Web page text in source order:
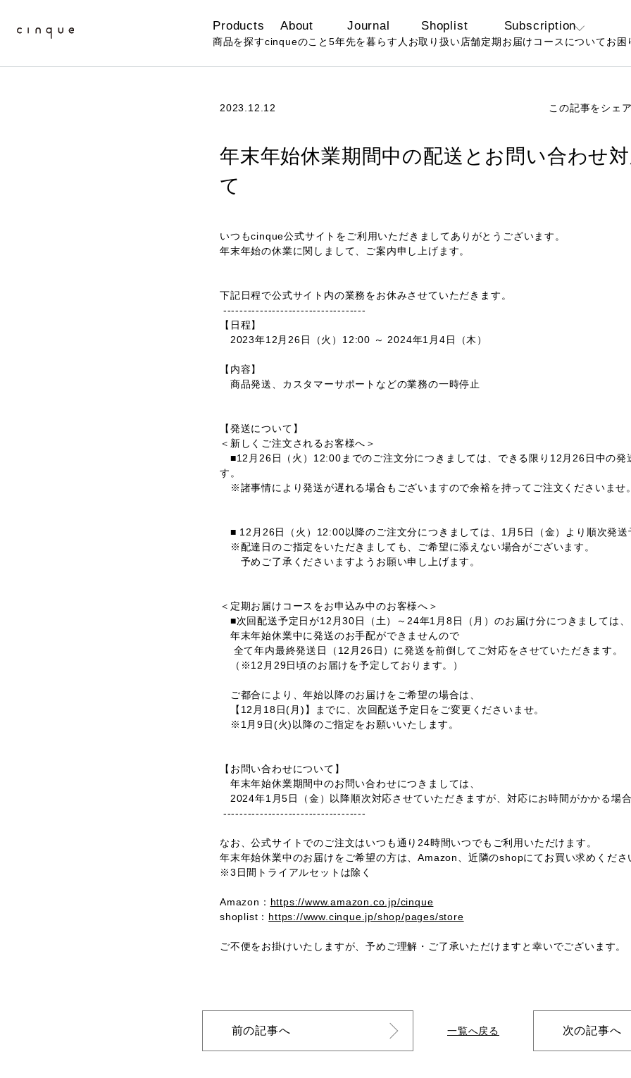
Products
商品を探す
About
cinqueのこと
Journal
5年先を暮らす人
Shoplist
お取り扱い店舗
Subscription
定期お届けコースについて
お得なおまとめ定
お困
2023.12.12 この記事をシェア
年末年始休業期間中の配送とお問い合わせ
て
いつもcinque公式サイトをご利用いただきましてありがとうございます。
年末年始の休業に関しまして、ご案内申し上げます。
下記日程で公式サイト内の業務をお休みさせていただきます。
-----------------------------------
【日程】
2023年12月26日（火）12:00 ～ 2024年1月4日（木）
【内容】
商品発送、カスタマーサポートなどの業務の一時停止
【発送について】
＜新しくご注文されるお客様へ＞
■12月26日（火）12:00までのご注文分につきましては、できる限り12月26日中の発
す。
※諸事情により発送が遅れる場合もございますので余裕を持ってご注文くださいませ。
■ 12月26日（火）12:00以降のご注文分につきましては、1月5日（金）より順次発送
※配達日のご指定をいただきましても、ご希望に添えない場合がございます。
予めご了承くださいますようお願い申し上げます。
＜定期お届けコースをお申込み中のお客様へ＞
■次回配送予定日が12月30日（土）～24年1月8日（月）のお届け分につきましては、
年末年始休業中に発送のお手配ができませんので
全て年内最終発送日（12月26日）に発送を前倒してご対応をさせていただきます。
（※12月29日頃のお届けを予定しております。）
ご都合により、年始以降のお届けをご希望の場合は、
【12月18日(月)】までに、次回配送予定日をご変更くださいませ。
※1月9日(火)以降のご指定をお願いいたします。
【お問い合わせについて】
年末年始休業期間中のお問い合わせにつきましては、
2024年1月5日（金）以降順次対応させていただきますが、対応にお時間がかかる場合
-----------------------------------
なお、公式サイトでのご注文はいつも通り24時間いつでもご利用いただけます。
年末年始休業中のお届けをご希望の方は、Amazon、近隣のshopにてお買い求めくださ
※3日間トライアルセットは除く
Amazon： https://www.amazon.co.jp/cinque
shoplist： https://www.cinque.jp/shop/pages/store
ご不便をお掛けいたしますが、予めご理解・ご了承いただけますと幸いでございます。
前の記事へ 一覧へ戻る 次の記事へ